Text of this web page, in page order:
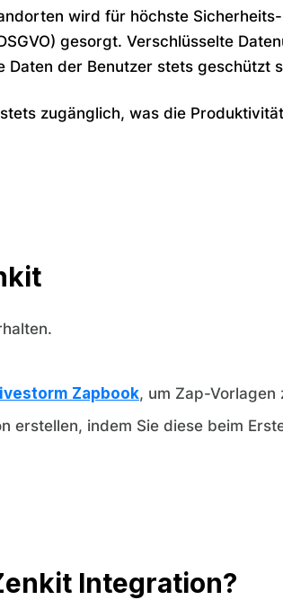
wird für höchste
gesorgt. Verschlüsselte
der Benutzer stets geschützt
zugänglich, was die
Zapbook, um Zap-Vorlagen
erstellen, indem Sie diese beim
Integration?